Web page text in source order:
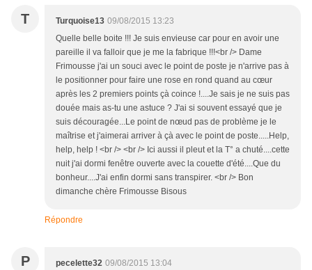
T Turquoise13 09/08/2015 13:23
Quelle belle boite !!! Je suis envieuse car pour en avoir une
pareille il va falloir que je me la fabrique !!!<br /> Dame
Frimousse j'ai un souci avec le point de poste je n'arrive pas à
le positionner pour faire une rose en rond quand au cœur
après les 2 premiers points çà coince !....Je sais je ne suis pas
douée mais as-tu une astuce ? J'ai si souvent essayé que je
suis découragée...Le point de nœud pas de problème je le
maîtrise et j'aimerai arriver à çà avec le point de poste.....Help,
help, help ! <br /> <br /> Ici aussi il pleut et la T° a chuté....cette
nuit j'ai dormi fenêtre ouverte avec la couette d'été....Que du
bonheur....J'ai enfin dormi sans transpirer. <br /> Bon
dimanche chère Frimousse Bisous
Répondre
P pecelette32 09/08/2015 13:04